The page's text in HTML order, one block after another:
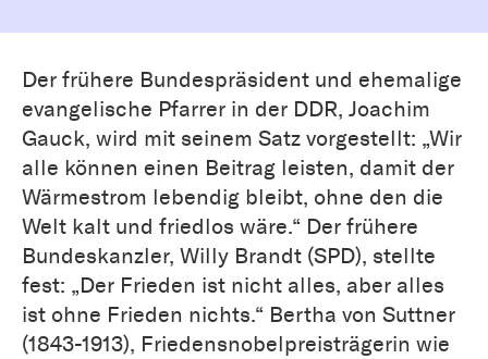
Der frühere Bundespräsident und ehemalige
evangelische Pfarrer in der DDR, Joachim
Gauck, wird mit seinem Satz vorgestellt: „Wir
alle können einen Beitrag leisten, damit der
Wärmestrom lebendig bleibt, ohne den die
Welt kalt und friedlos wäre.“ Der frühere
Bundeskanzler, Willy Brandt (SPD), stellte
fest: „Der Frieden ist nicht alles, aber alles
ist ohne Frieden nichts.“ Bertha von Suttner
(1843-1913), Friedensnobelpreisträgerin wie